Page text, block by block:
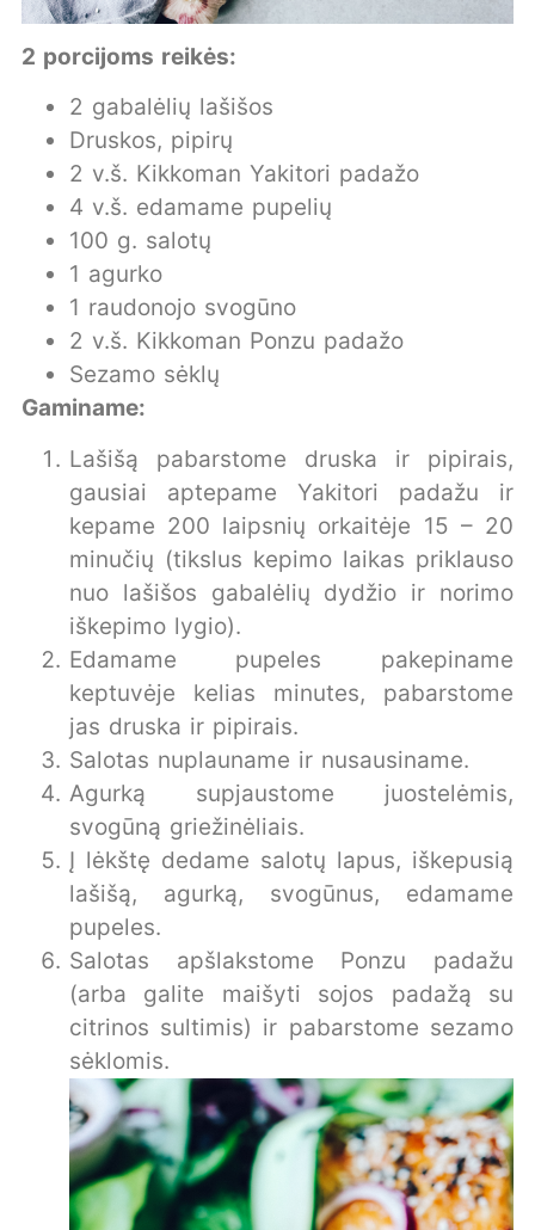
2 porcijoms reikės:
2 gabalėlių lašišos
Druskos, pipirų
2 v.š. Kikkoman Yakitori padažo
4 v.š. edamame pupelių
100 g. salotų
1 agurko
1 raudonojo svogūno
2 v.š. Kikkoman Ponzu padažo
Sezamo sėklų
Gaminame:
Lašišą pabarstome druska ir pipirais,
gausiai aptepame Yakitori padažu ir
kepame 200 laipsnių orkaitėje 15 – 20
minučių (tikslus kepimo laikas priklauso
nuo lašišos gabalėlių dydžio ir norimo
iškepimo lygio).
Edamame pupeles pakepiname
keptuvėje kelias minutes, pabarstome
jas druska ir pipirais.
Salotas nuplauname ir nusausiname.
Agurką supjaustome juostelėmis,
svogūną griežinėliais.
Į lėkštę dedame salotų lapus, iškepusią
lašišą, agurką, svogūnus, edamame
pupeles.
Salotas apšlakstome Ponzu padažu
(arba galite maišyti sojos padažą su
citrinos sultimis) ir pabarstome sezamo
sėklomis.